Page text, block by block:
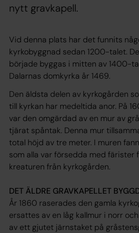
nytt gravkapell.
Vid denna plats har det funnits
kyrkobyggnad sedan 1200-talet.
började byggas i mitten av 1400-
Dalarnas domkyrka år 1469.
Den äldsta delen av kyrkogården
till kyrkan har medeltida anor. På
var den omgärdad av en mur av
tjärat spåntak. Denna mur
total höjd av tre meter. I muren
som alla var försedda med färister
kreaturen från kyrkogården.
DET ÄLDRE GRAVKAPELLET
År 1860 raserades den gamla
ersattes av en låg kallmur i norr
av ett gjutet järnstaket på